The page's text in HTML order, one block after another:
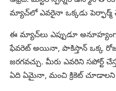
మ్యాచ్‌లో ఎవరైనా ఒక్కడు పెర్ఫార్మ్
ఈ మ్యాచ్‌లు ఎప్పుడూ
ఫేవరెట్ అయినా, పాకిస్తాన్ ఒక్క
జరగవచ్చు. మీరు ఎవరిని సపోర్ట్
ఏది ఏమైనా, మంచి క్రికెట్ చూడాలని